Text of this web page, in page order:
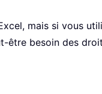
mais si vous
besoin des